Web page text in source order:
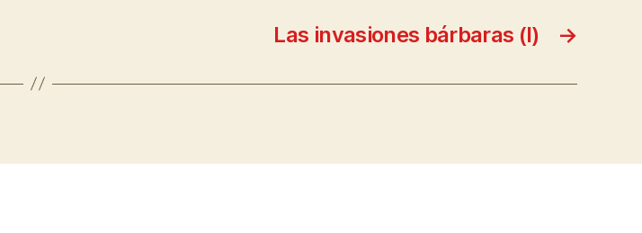
→
Las invasiones bárbaras (I)